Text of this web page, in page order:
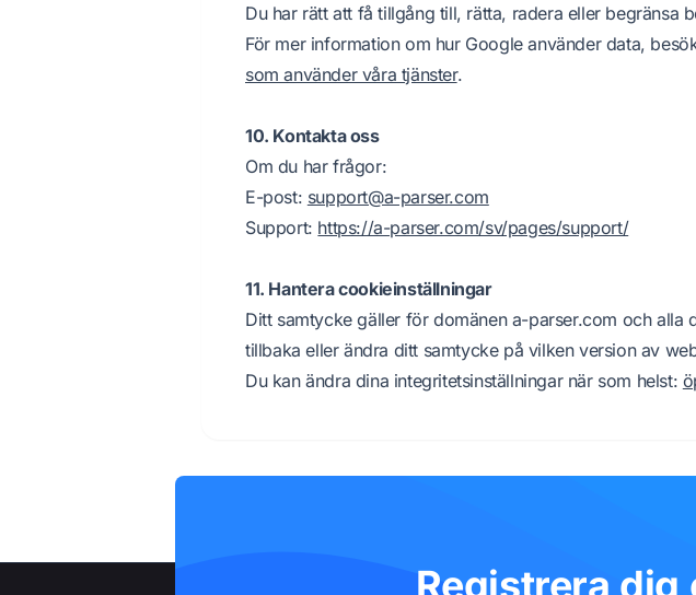
Du har rätt att få tillgång till, rätta, radera eller begränsa
För mer information om hur Google använder data,
som använder våra tjänster.
10. Kontakta oss
Om du har frågor:
E-post: support@a-parser.com
Support: https://a-parser.com/sv/pages/support/
11. Hantera cookieinställningar
Ditt samtycke gäller för domänen a-parser.com och
tillbaka eller ändra ditt samtycke på vilken version av
Du kan ändra dina integritetsinställningar när som helst:
Registrera dig